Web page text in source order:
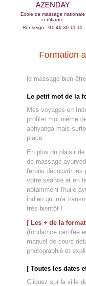
AZENDAY
Ecole de massage nationale
certifiante
Renseign.: 01 46 36 11 11
Formation
le massage bien-
Le petit mot de la
Mes voyages en
profiter moi même
abhyanga mais
place.
En plus du plaisir
de massage
ferons découvrir les
votre séance et en
notamment l'huile
indien qui m'a
très bientôt !
[ Les + de la
(fondatrice certifée
manuel de cours
photographié et
[ Toutes les dates
Cliquez sur la ville